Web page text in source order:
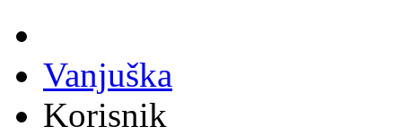
Vanjuška
Korisnik